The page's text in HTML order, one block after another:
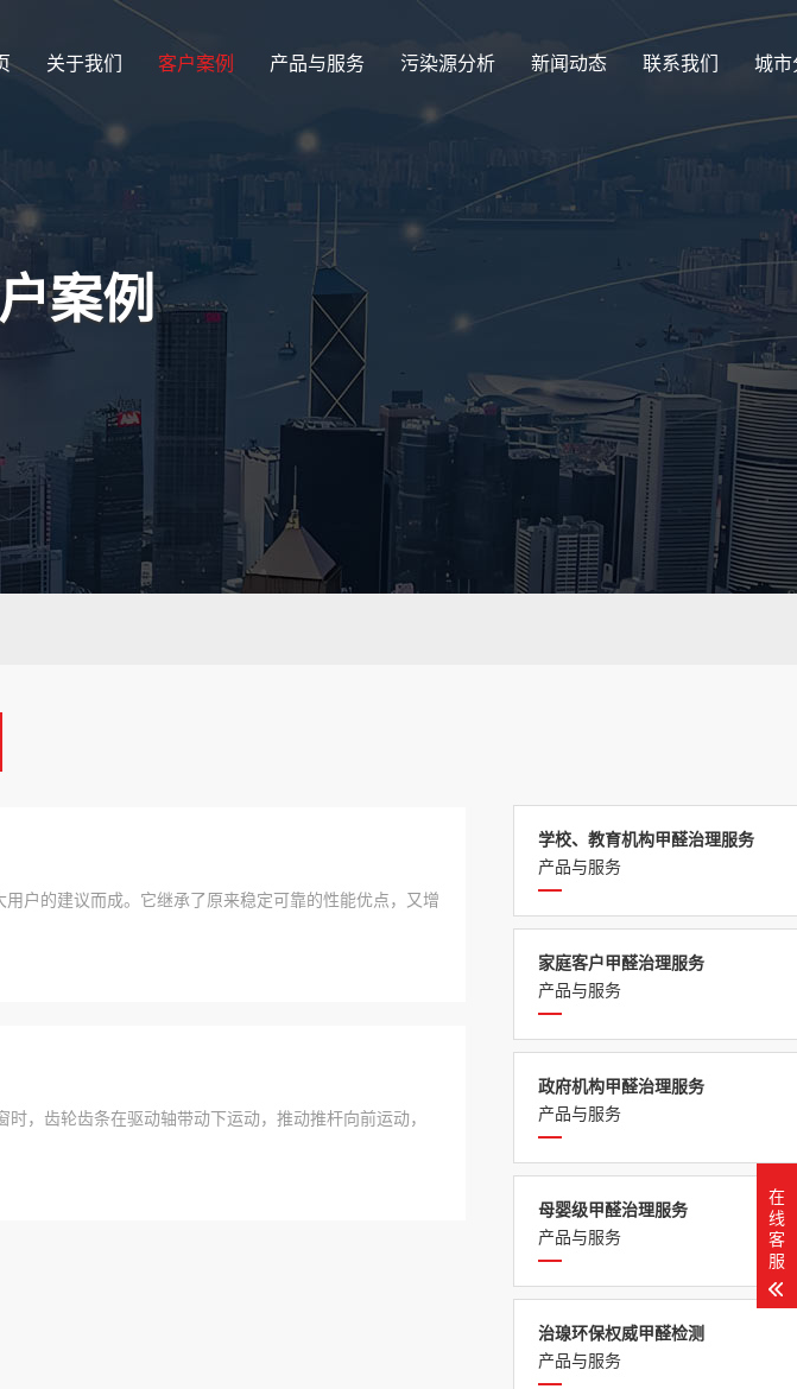
关于我们 客户案例 产品与服务 污染源分析 新闻动态 联系我们 城
案例
学校、教育机构甲醛治理服务
产品与服务
家庭客户甲醛治理服务
产品与服务
政府机构甲醛治理服务
产品与服务
母婴级甲醛治理服务
产品与服务
治瑔环保权威甲醛检测
产品与服务
户的建议而成。它继承了原来稳定可靠的性能优点，又增
，齿轮齿条在驱动轴带动下运动，推动推杆向前运动，
在
线
客
服